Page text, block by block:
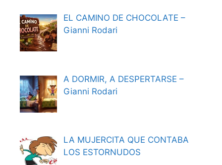
EL CAMINO DE CHOCOLATE –
Gianni Rodari
A DORMIR, A DESPERTARSE –
Gianni Rodari
LA MUJERCITA QUE CONTABA
LOS ESTORNUDOS